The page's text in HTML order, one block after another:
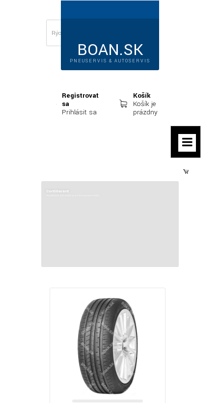
BOAN.SK
PNEUSERVIS & AUTOSERVIS
Registrovať
sa
Prihlásiť sa
Košík
Košík je
prázdny
ContiGarant